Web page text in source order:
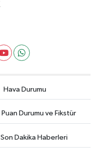
Hava Durumu
Puan Durumu ve Fikstür
Son Dakika Haberleri